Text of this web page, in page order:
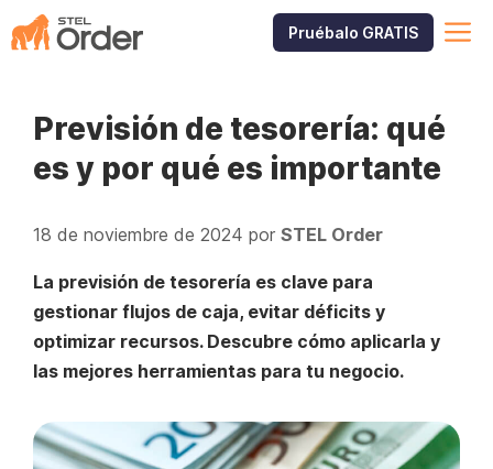
Saltar
al
Pruébalo GRATIS
Previsión de tesorería: qué
es y por qué es importante
18 de noviembre de 2024 por STEL Order
La previsión de tesorería es clave para
gestionar flujos de caja, evitar déficits y
optimizar recursos. Descubre cómo aplicarla y
las mejores herramientas para tu negocio.